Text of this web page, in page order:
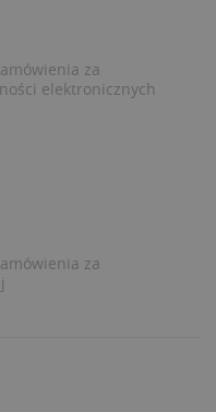
za
elektronicznych
za